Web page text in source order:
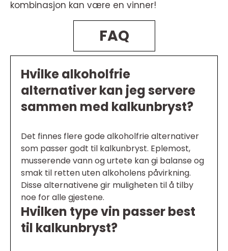
kombinasjon kan være en vinner!
FAQ
Hvilke alkoholfrie
alternativer kan jeg servere
sammen med kalkunbryst?
Det finnes flere gode alkoholfrie alternativer
som passer godt til kalkunbryst. Eplemost,
musserende vann og urtete kan gi balanse og
smak til retten uten alkoholens påvirkning.
Disse alternativene gir muligheten til å tilby
noe for alle gjestene.
Hvilken type vin passer best
til kalkunbryst?